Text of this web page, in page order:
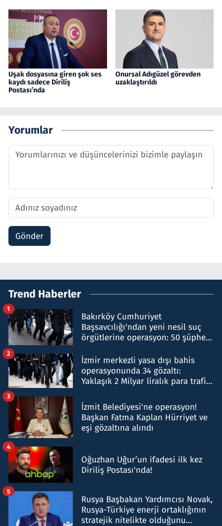
Uşak dosyasına giren şok ses
kaydı sadece Diriliş
Postası’nda
Onursal Adıgüzel görevden
uzaklaştırıldı
Yorumlar
Gönder
Trend Haberler
Bakırköy Cumhuriyet
Başsavcılığı'ndan yeni nesil suç
örgütlerine operasyon: 50 şüpheli
1
İzmir merkezli yasa dışı bahis
operasyonunda 34 gözaltı:
Yaklaşık 2 Milyar liralık para trafiği
2
İzmit Belediyesi'ne operasyon!
Başkan Fatma Kaplan Hürriyet ve
eşi gözaltına alındı
3
Oğuzhan Uğur’un ifadesi ilk kez
Diriliş Postası'nda!
4
Rusya Başbakan Yardımcısı Novak,
Rusya-Türkiye enerji ortaklığının
stratejik nitelikte olduğunu
5